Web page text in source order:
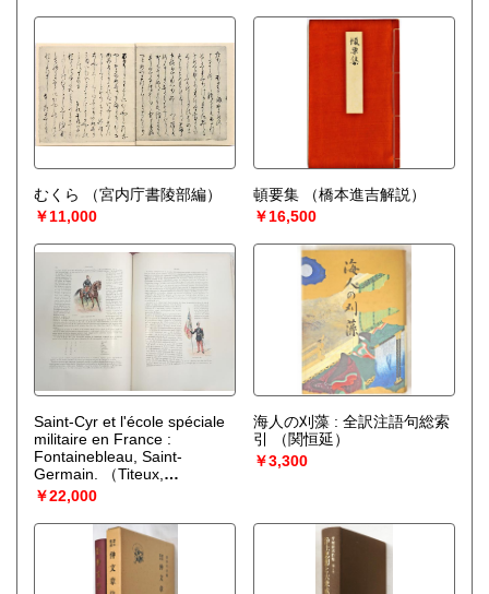
むくら
（宮内庁書陵部編）
￥11,000
頓要集
（橋本進吉解説）
￥16,500
Saint-Cyr et l'école spéciale
militaire en France :
Fontainebleau, Saint-
Germain.
（Titeux,
Eugene）
￥22,000
海人の刈藻 : 全訳注語句総索
引
（関恒延）
￥3,300